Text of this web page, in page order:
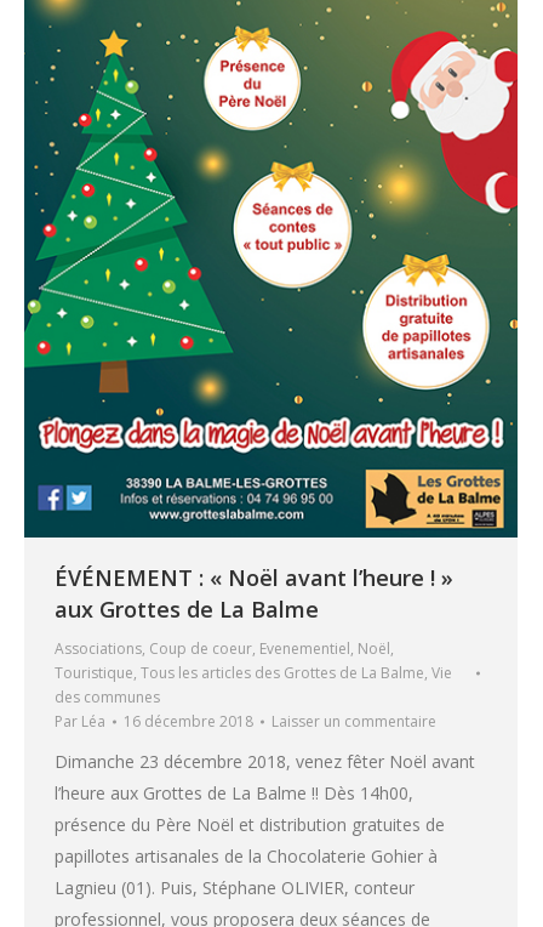
ÉVÉNEMENT : « Noël avant l’heure ! »
aux Grottes de La Balme
Associations, Coup de coeur, Evenementiel, Noël,
Touristique, Tous les articles des Grottes de La Balme, Vie
des communes
Par Léa 16 décembre 2018 Laisser un commentaire
Dimanche 23 décembre 2018, venez fêter Noël avant
l’heure aux Grottes de La Balme !! Dès 14h00,
présence du Père Noël et distribution gratuites de
papillotes artisanales de la Chocolaterie Gohier à
Lagnieu (01). Puis, Stéphane OLIVIER, conteur
professionnel, vous proposera deux séances de